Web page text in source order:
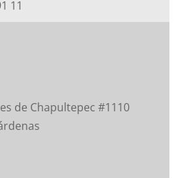
11
de Chapultepec #1110